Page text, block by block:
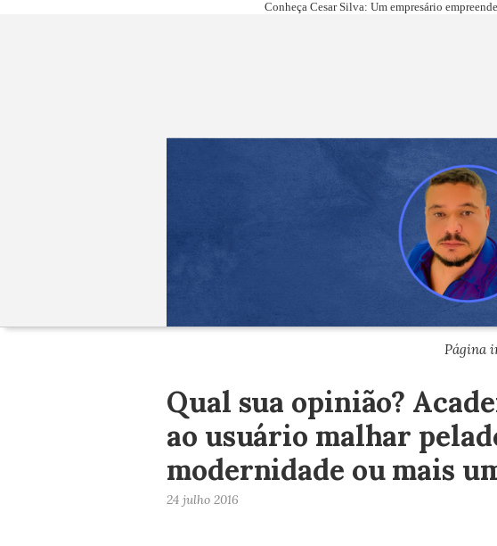
Conheça Cesar Silva: Um empresário
Página
Qual sua opinião?
ao usuário malhar
modernidade ou mais
24 julho 2016